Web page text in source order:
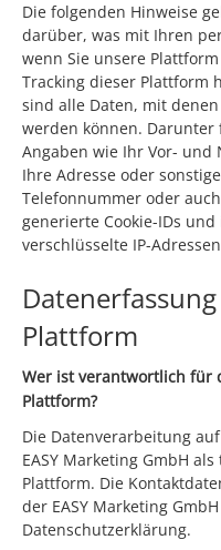
Die folgenden Hinweise
darüber, was mit Ihren
wenn Sie unsere
Tracking dieser Plattform
sind alle Daten, mit
werden können.
Angaben wie Ihr Vor- und
Ihre Adresse oder
Telefonnummer oder
generierte Cookie-IDs
verschlüsselte IP-
Plattform
Wer ist verantwortlich für
Plattform?
Die Datenverarbeitung
EASY Marketing GmbH
Plattform. Die
der EASY Marketing
Datenschutzerklärung.